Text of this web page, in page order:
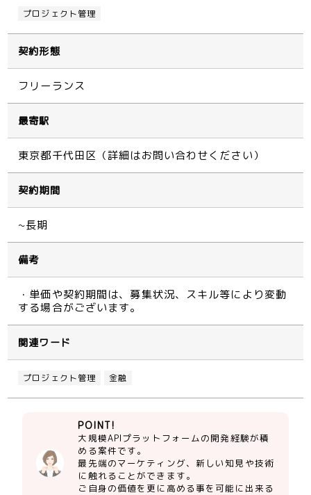
プロジェクト管理
契約形態
フリーランス
最寄駅
東京都千代田区（詳細はお問い合わせください）
契約期間
~長期
備考
・単価や契約期間は、募集状況、スキル等により変動
する場合がございます。
関連ワード
プロジェクト管理 金融
POINT!
大規模APIプラットフォームの開発経験が積
める案件です。
最先端のマーケティング、新しい知見や技術
に触れることができます。
ご自身の価値を更に高める事を可能に出来る